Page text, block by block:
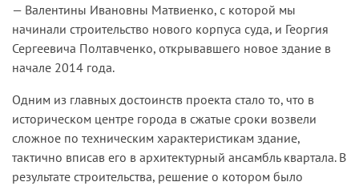
— Валентины Ивановны Матвиенко, с которой мы
начинали строительство нового корпуса суда, и Георгия
Сергеевича Полтавченко, открывавшего новое здание в
начале 2014 года.
Одним из главных достоинств проекта стало то, что в
историческом центре города в сжатые сроки возвели
сложное по техническим характеристикам здание,
тактично вписав его в архитектурный ансамбль квартала. В
результате строительства, решение о котором было